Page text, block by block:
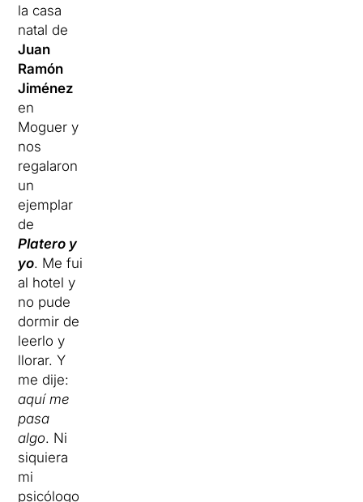
la casa
natal de
Juan
Ramón
Jiménez
en
Moguer y
nos
regalaron
un
ejemplar
de
Platero y
yo. Me fui
al hotel y
no pude
dormir de
leerlo y
llorar. Y
me dije:
aquí me
pasa
algo. Ni
siquiera
mi
psicólogo